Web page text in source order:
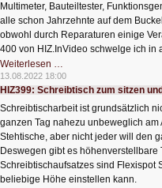
Multimeter, Bauteiltester,
alle schon Jahrzehnte auf dem
obwohl durch Reparaturen einige
400 von HIZ.InVideo schwelge ich in
Weiterlesen …
Messtechnik
Nostalgie
13.08.2022 18:00
HIZ399: Schreibtisch zum sitzen
Schreibtischarbeit ist grundsätzlich
ganzen Tag nahezu unbeweglich
Stehtische, aber nicht jeder will den
Deswegen gibt es
Schreibtischaufsatzes sind Flexispot
beliebige Höhe einstellen kann.